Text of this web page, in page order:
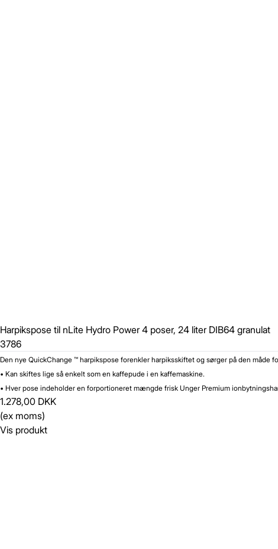
Harpikspose til nLite Hydro Power 4 poser, 24 liter DIB64 granulat
3786
Den nye QuickChange ™ harpikspose forenkler harpiksskiftet og sørger på den
• Kan skiftes lige så enkelt som en kaffepude i en kaffemaskine.
• Hver pose indeholder en forportioneret mængde frisk Unger Premium
1.278,00 DKK
(ex moms)
Vis produkt